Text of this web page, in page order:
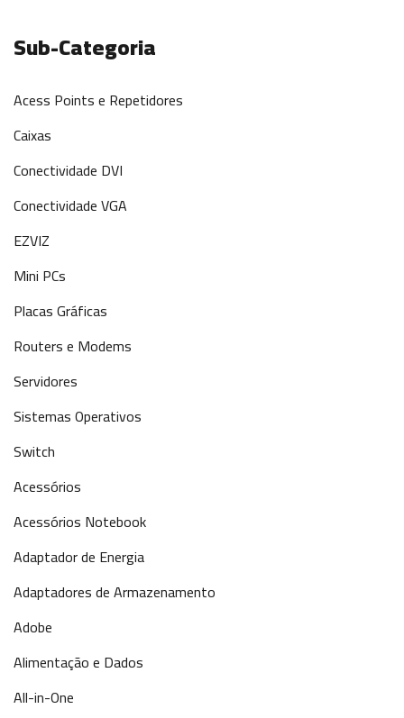
Sub-Categoria
Acess Points e Repetidores
Caixas
Conectividade DVI
Conectividade VGA
EZVIZ
Mini PCs
Placas Gráficas
Routers e Modems
Servidores
Sistemas Operativos
Switch
Acessórios
Acessórios Notebook
Adaptador de Energia
Adaptadores de Armazenamento
Adobe
Alimentação e Dados
All-in-One